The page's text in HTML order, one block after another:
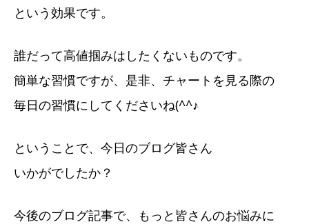
という効果です。
誰だって高値掴みはしたくないものです。
簡単な習慣ですが、是非、チャートを見る際の
毎日の習慣にしてくださいね(^^♪
ということで、今日のブログ皆さん
いかがでしたか？
今後のブログ記事で、もっと皆さんのお悩みに